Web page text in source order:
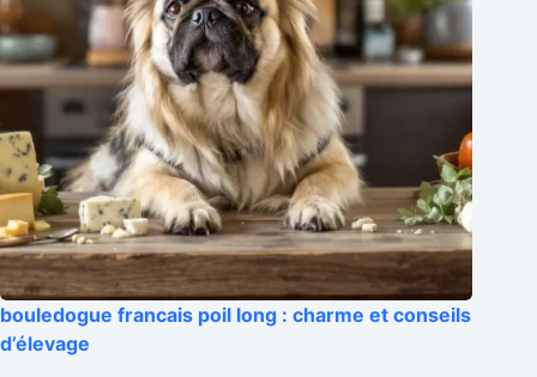
bouledogue francais poil long : charme et conseils
d’élevage